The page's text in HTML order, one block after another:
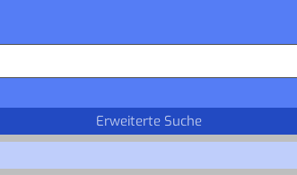
Erweiterte Suche